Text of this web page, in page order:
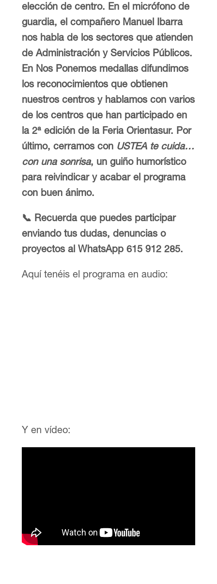
elección de centro. En el micrófono de
guardia, el compañero Manuel Ibarra
nos habla de los sectores que atienden
de Administración y Servicios Públicos.
En Nos Ponemos medallas difundimos
los reconocimientos que obtienen
nuestros centros y hablamos con varios
de los centros que han participado en
la 2ª edición de la Feria Orientasur. Por
último, cerramos con USTEA te cuida…
con una sonrisa, un guiño humorístico
para reivindicar y acabar el programa
con buen ánimo.
📞 Recuerda que puedes participar
enviando tus dudas, denuncias o
proyectos al WhatsApp 615 912 285.
Aquí tenéis el programa en audio:
Y en vídeo: